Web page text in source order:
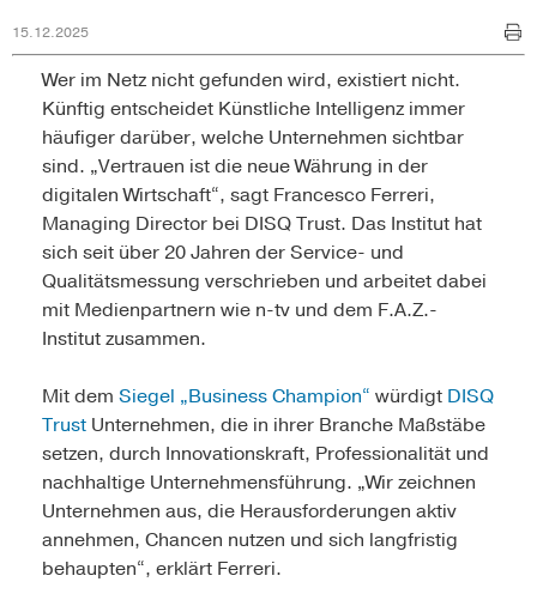
15.12.2025
Wer im Netz nicht gefunden wird, existiert nicht.
Künftig entscheidet Künstliche Intelligenz immer
häufiger darüber, welche Unternehmen sichtbar
sind. „Vertrauen ist die neue Währung in der
digitalen Wirtschaft“, sagt Francesco Ferreri,
Managing Director bei DISQ Trust. Das Institut hat
sich seit über 20 Jahren der Service- und
Qualitätsmessung verschrieben und arbeitet dabei
mit Medienpartnern wie n-tv und dem F.A.Z.-
Institut zusammen.
Mit dem Siegel „Business Champion“ würdigt DISQ
Trust Unternehmen, die in ihrer Branche Maßstäbe
setzen, durch Innovationskraft, Professionalität und
nachhaltige Unternehmensführung. „Wir zeichnen
Unternehmen aus, die Herausforderungen aktiv
annehmen, Chancen nutzen und sich langfristig
behaupten“, erklärt Ferreri.